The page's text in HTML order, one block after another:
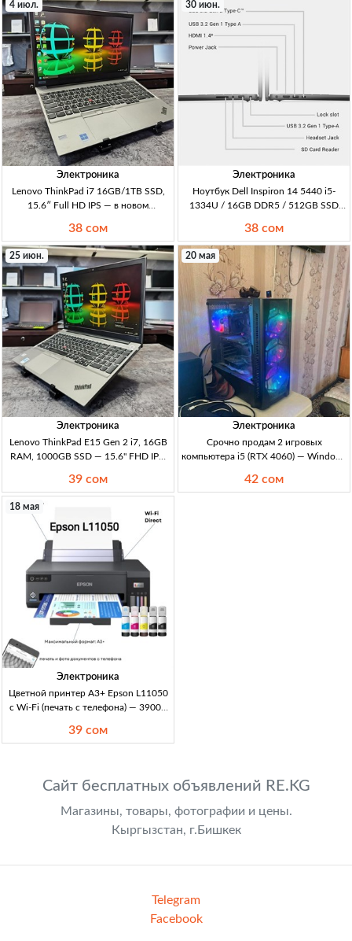
4 июл.
Электроника
Lenovo ThinkPad i7 16GB/1TB SSD,
15.6″ Full HD IPS — в новом
Gen2, i7-10510U, 16GB RAM, 1TB
SSD (512+512), 15.6" FHD IPS, Intel
UHD, Win11 Pr
38 сом
30 июн.
Электроника
Ноутбук Dell Inspiron 14 5440 i5-
1334U / 16GB DDR5 / 512GB SSD
Dell Inspiron 14 5440, i5-1334U, 16GB
DDR5 (2x8), SSD 512GB NVMe, 14"
FHD+ 1920x1200 16:10, Iris Xe,
38 сом
25 июн.
Электроника
Lenovo ThinkPad E15 Gen 2 i7, 16GB
RAM, 1000GB SSD — 15.6" FHD IPS,
состоянии) Lenovo ThinkPad E15
Gen2 i7-10510U, 16GB RAM,
1000GB, 15.6" FHD IPS, Intel UHD,
Windows 11 Pro. Б/у
39 сом
20 мая
Электроника
Срочно продам 2 игровых
компьютера i5 (RTX 4060) — Windows
Кыргызстан 2x игровой ПК i5: 1) i5-
42 сом
18 мая
Электроника
Цветной принтер A3+ Epson L11050
с Wi‑Fi (печать с телефона) — 39000
(A3/A4/A5), Wi‑Fi Direct, печать со
39 сом
Сайт бесплатных объявлений RE.KG
Магазины, товары, фотографии и цены.
Кыргызстан, г.Бишкек
Telegram
Facebook